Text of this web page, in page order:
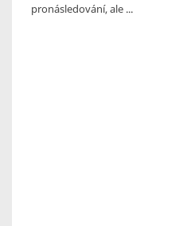
pronásledování, ale ...